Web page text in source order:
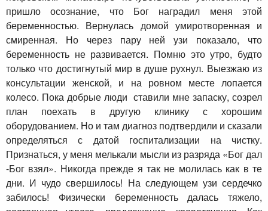
пришло осознание, что Бог наградил меня этой
беременностью. Вернулась домой умиротворенная и
смиренная. Но через пару ней узи показало, что
беременность не развивается. Помню это утро, будто
только что достигнутый мир в душе рухнул. Выезжаю из
консультации женской, и на ровном месте лопается
колесо. Пока добрые люди ставили мне запаску, созрел
план поехать в другую клинику с хорошим
оборудованием. Но и там диагноз подтвердили и сказали
определяться с датой госпитализации на чистку.
Признаться, у меня мелькали мысли из разряда «Бог дал
-Бог взял». Никогда прежде я так не молилась как в те
дни. И чудо свершилось! На следующем узи сердечко
забилось! Физически беременность далась тяжело,